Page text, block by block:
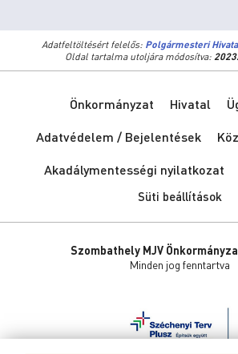
Adatfeltöltésért felelős: Polgármesteri
Oldal tartalma utoljára módosítva:
Önkormányzat Hivatal
Adatvédelem / Bejelentések
Akadálymentességi nyilatkozat
Süti beállítások
Szombathely MJV
Minden jog fenntartva